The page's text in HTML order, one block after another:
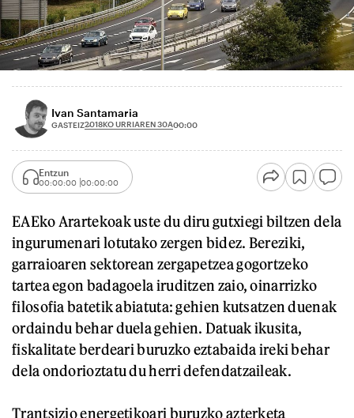
Ivan Santamaria
GASTEIZ2018KO URRIAREN 30A00:00
Entzun
00:00:00 00:00:00
EAEko Arartekoak uste du diru gutxiegi biltzen dela
ingurumenari lotutako zergen bidez. Bereziki,
garraioaren sektorean zergapetzea gogortzeko
tartea egon badagoela iruditzen zaio, oinarrizko
filosofia batetik abiatuta: gehien kutsatzen duenak
ordaindu behar duela gehien. Datuak ikusita,
fiskalitate berdeari buruzko eztabaida ireki behar
dela ondorioztatu du herri defendatzaileak.
Trantsizio energetikoari buruzko azterketa